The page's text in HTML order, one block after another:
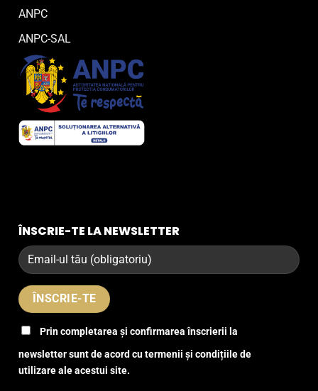
ANPC
ANPC-SAL
ÎNSCRIE-TE LA NEWSLETTER
Prin completarea și confirmarea înscrierii la
newsletter sunt de acord cu termenii și condițiile de
utilizare ale acestui site.